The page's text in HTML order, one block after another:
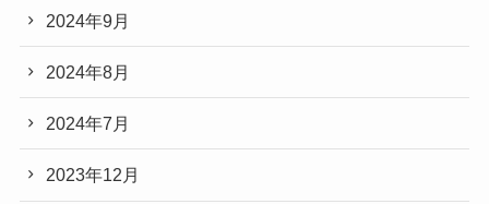
2024年9月
2024年8月
2024年7月
2023年12月